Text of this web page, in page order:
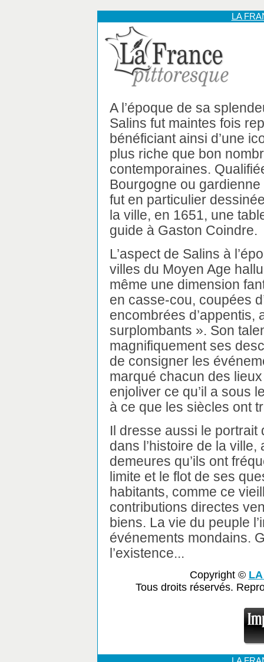
LA
A l’époque de sa
Salins fut maintes fois
bénéficiant ainsi d’une
plus riche que bon
contemporaines.
Bourgogne ou
fut en particulier
la ville, en 1651, une
guide à Gaston Coindre.
L’aspect de Salins à
villes du Moyen Age
même une dimension
en casse-cou, coupées
encombrées d’appentis,
surplombants ». Son
magnifiquement ses
de consigner les
marqué chacun des
enjoliver ce qu’il a sous
à ce que les siècles ont
Il dresse aussi le
dans l’histoire de la
demeures qu’ils ont
limite et le flot de ses
habitants, comme ce
contributions directes
biens. La vie du peuple
événements mondains.
l’existence...
Copyright ©
Tous droits réservés.